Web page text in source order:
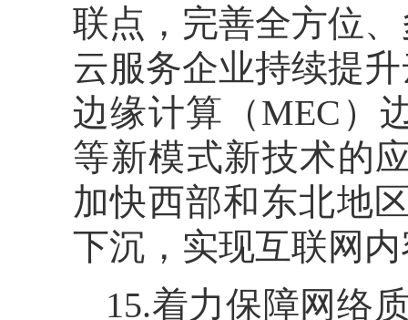
联点，完善全方位
云服务企业持续提
边缘计算（MEC）
等新模式新技术的
加快西部和东北地
下沉，实现互联网
15.着力保障网络